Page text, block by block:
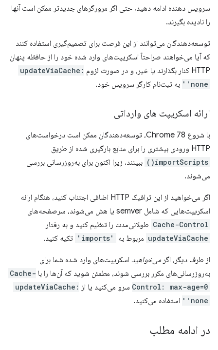
سرویس دهنده ادامه دهید، حتی اگر مرورگرهای جدیدتر ممکن است آنها
را نادیده بگیرند.
توسعه‌دهندگان می‌توانند از این فرصت برای تصمیم‌گیری استفاده کنند
که آیا می‌خواهند صراحتاً اسکریپت‌های وارد شده خود را از حافظه پنهان
HTTP کنار بگذارند یا خیر، و در صورت لزوم
updateViaCache:
'none'
به ثبت‌نام کارگر سرویس خود.
ارائه اسکریپت های وارداتی
با شروع Chrome 78، توسعه‌دهندگان ممکن است درخواست‌های
HTTP ورودی بیشتری را برای منابع بارگیری شده از طریق
importScripts()
ببینند، زیرا اکنون برای به‌روزرسانی بررسی
می‌شوند.
اگر می‌خواهید از این ترافیک HTTP اضافی اجتناب کنید، هنگام ارائه
اسکریپت‌هایی که شامل semver یا هش می‌شوند، سرصفحه‌های
Cache-Control طولانی‌مدت را تنظیم کنید و به رفتار
updateViaCache مربوط به 'imports' تکیه کنید.
از طرف دیگر، اگر می‌خواهید اسکریپت‌های وارد شده شما برای
به‌روزرسانی‌های مکرر بررسی شوند، مطمئن شوید که آن‌ها را با Cache-
Control: max-age=0 سرو می‌کنید یا از updateViaCache:
'none'
استفاده می‌کنید.
در ادامه مطلب